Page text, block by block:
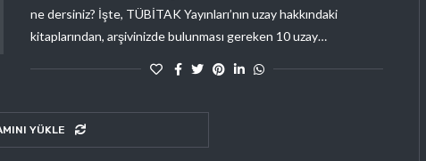
ne dersiniz? İşte, TÜBİTAK Yayınları’nın uzay hakkındaki
kitaplarından, arşivinizde bulunması gereken 10 uzay…
YÜKLE